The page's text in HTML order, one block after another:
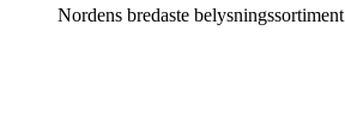
Nordens bredaste belysningssortiment